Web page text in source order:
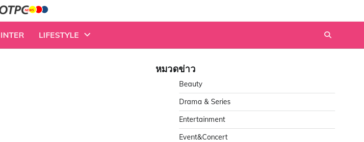
INTER LIFESTYLE
หมวดข่าว
Beauty
Drama & Series
Entertainment
Event&Concert